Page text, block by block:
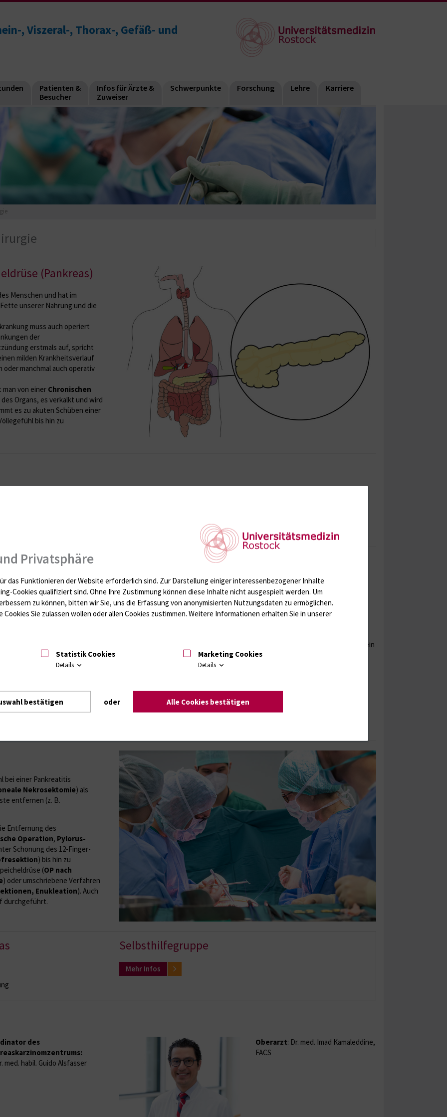
, Viszeral-, Thorax-, Gefäß- und
Patienten &
Besucher
Infos für Ärzte &
Zuweiser
Schwerpunkte Forschung Lehre Karriere
(Pankreas)
Menschen und hat im
unserer Nahrung und die
muss auch operiert
der
erstmals auf, spricht
milden Krankheitsverlauf
manchmal auch operativ
von einer Chronischen
Organs, es verkalkt und wird
es zu akuten Schüben einer
bis hin zu
Fettstühle, Krämpfe,
kann eine
, erfolgt die
Universitätsmedizin Rostock
Internisten,
im Team, um für Sie die
anbieten und
Pankreaskarzinoms optimal
eine Therapie
Chemotherapie) oder durch
in diesen Situationen einen
Eine adjuvante Chemotherapie (eine Chemotherapie nach einer Operation) ist
fester Bestandteil unseres Therapieansatzes. Auch weitere, auf den Patienten
individuell zugeschnittene, Strategien werden in unserer interdisziplinären
Tumorkonferenz beschlossen.
genetische Beratung und Ernährungstherapie zur Verfügung. Es besteht auch ein
regelmäßiger Austausch mit der Selbsthilfegruppe „Arbeitskreis der
Pankreatektomierten (AdP)“ Rostock. Wir treffen uns einmal im Quartal mit dem
bei einer Pankreatitis
Nekrosektomie) als
entfernen (z. B.
Entfernung des
Operation, Pylorus-
Schonung des 12-Finger-
) bis hin zu
(OP nach
) oder umschriebene Verfahren
Enukleation). Auch
durchgeführt.
Selbsthilfegruppe
Mehr Infos
des
med. habil. Guido Alsfasser
Oberarzt: Dr. med. Imad Kamaleddine,
FACS
Privatsphäre
das Funktionieren der Website erforderlich sind. Zur Darstellung einiger interessenbezogener Inhalte
Cookies qualifiziert sind. Ohne Ihre Zustimmung können diese Inhalte nicht ausgespielt werden. Um
zu können, bitten wir Sie, uns die Erfassung von anonymisierten Nutzungsdaten zu ermöglichen.
Cookies Sie zulassen wollen oder allen Cookies zustimmen. Weitere Informationen erhalten Sie in unserer
Statistik Cookies
Details
Marketing Cookies
Details
bestätigen oder Alle Cookies bestätigen